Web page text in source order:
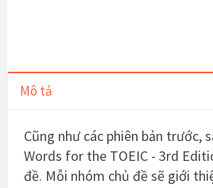
Mô tả
Cũng như các phiên bản trước,
Words for the TOEIC - 3rd
đề. Mỗi nhóm chủ đề sẽ giới